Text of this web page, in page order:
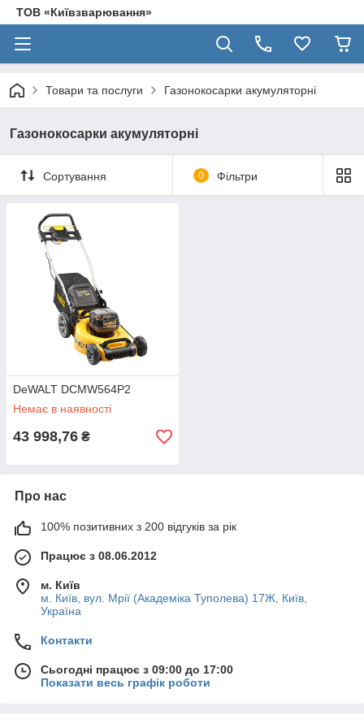
ТОВ «Київзварювання»
Товари та послуги Газонокосарки акумуляторні
Газонокосарки акумуляторні
Сортування 0 Фільтри
DeWALT DCMW564P2
Немає в наявності
43 998,76 ₴
Про нас
100% позитивних з 200 відгуків за рік
Працює з 08.06.2012
м. Київ
м. Київ, вул. Мрії (Академіка Туполева) 17Ж, Київ,
Україна
Контакти
Сьогодні працює з 09:00 до 17:00
Показати весь графік роботи